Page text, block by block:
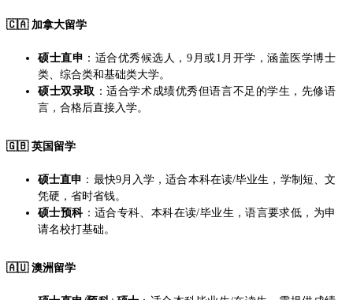
🇨🇦 加拿大留学
硕士直申 ：适合优秀候选人，9月或1月开学，涵盖医学博士
类、综合类和基础类大学。
硕士双录取 ：适合学术成绩优秀但语言不足的学生，先修语
言，合格后直接入学。
🇬🇧 英国留学
硕士直申 ：最快9月入学，适合本科在读/毕业生，学制短、文
凭硬，省时省钱。
硕士预科：适合专科、本科在读/毕业生，语言要求低，为申
请名校打基础。
🇦🇺 澳洲留学